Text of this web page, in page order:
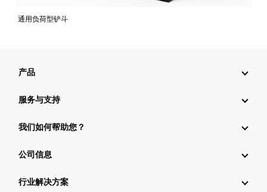
通用负荷型铲斗
产品
服务与支持
我们如何帮助您？
公司信息
行业解决方案